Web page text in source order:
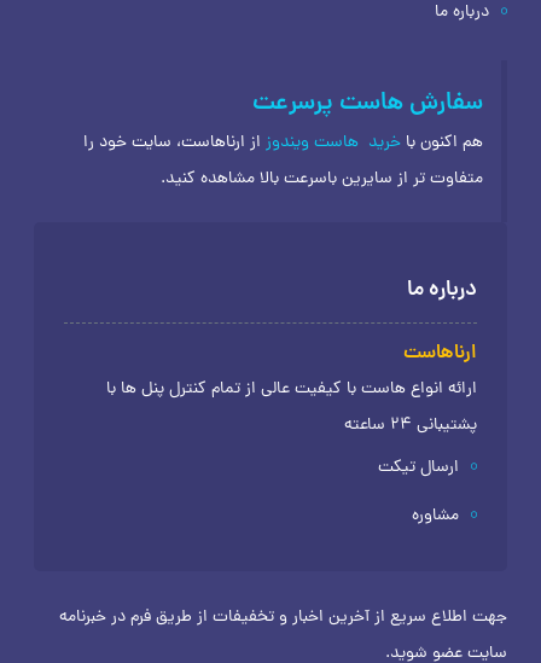
درباره ما
سفارش هاست پرسرعت
هم اکنون با خرید هاست ویندوزاز ارناهاست، سایت خود را
متفاوت تر از سایرین باسرعت بالا مشاهده کنید.
درباره ما
ارناهاست
ارائه انواع هاست با کیفیت عالی از تمام کنترل پنل ها با
پشتیبانی 24 ساعته
ارسال تیکت
مشاوره
جهت اطلاع سریع از آخرین اخبار و تخفیفات از طریق فرم در خبرنامه
سایت عضو شوید.